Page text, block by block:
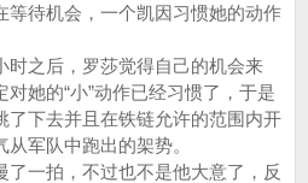
等待机会，一个凯因习惯她的动作
之后，罗莎觉得自己的机会来
她的“小”动作已经习惯了，于是
了下去并且在铁链允许的范围内开
军队中跑出的架势。
一拍，不过也不是他大意了，反